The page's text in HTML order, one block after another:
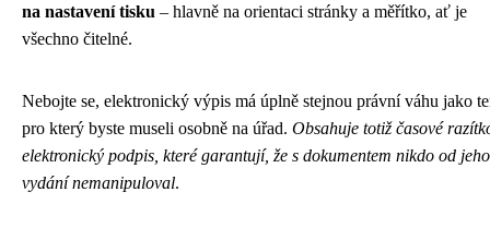
na nastavení tisku – hlavně na orientaci stránky a měřítko, ať je
všechno čitelné.
Nebojte se, elektronický výpis má úplně stejnou právní váhu jako
pro který byste museli osobně na úřad. Obsahuje totiž časové
elektronický podpis, které garantují, že s dokumentem nikdo od jeho
vydání nemanipuloval.